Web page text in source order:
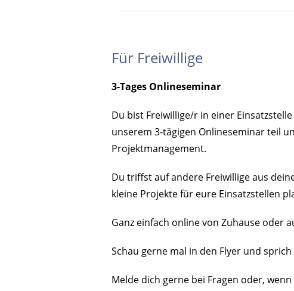
Für Freiwillige
3-Tages Onlineseminar
Du bist Freiwillige/r in einer
unserem 3-tägigen Onlineseminar teil
Projektmanagement.
Du triffst auf andere Freiwillige aus
kleine Projekte für eure Einsatzstellen
Ganz einfach online von Zuhause oder
Schau gerne mal in den Flyer und
Melde dich gerne bei Fragen oder,